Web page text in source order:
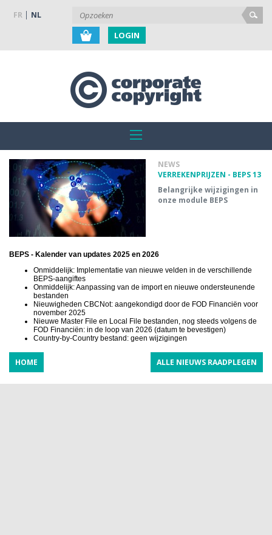
FR NL
LOGIN
NEWS
VERREKENPRIJZEN - BEPS 13
Belangrijke wijzigingen in
onze module BEPS
BEPS - Kalender van updates 2025 en 2026
Onmiddelijk: Implementatie van nieuwe velden in de verschillende
BEPS-aangiftes
Onmiddelijk: Aanpassing van de import en nieuwe ondersteunende
bestanden
Nieuwigheden CBCNot: aangekondigd door de FOD Financiën voor
november 2025
Nieuwe Master File en Local File bestanden, nog steeds volgens de
FOD Financiën: in de loop van 2026 (datum te bevestigen)
Country-by-Country bestand: geen wijzigingen
HOME ALLE NIEUWS RAADPLEGEN